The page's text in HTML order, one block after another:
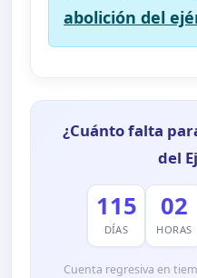
abolición del
¿Cuánto falta
del
115
DÍAS
02
HORAS
Cuenta regresiva en